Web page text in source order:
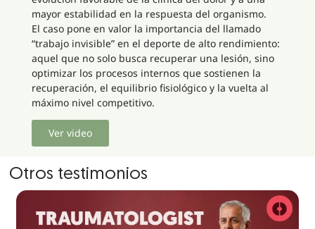
mayor estabilidad en la respuesta del organismo.
El caso pone en valor la importancia del llamado
“trabajo invisible” en el deporte de alto rendimiento:
aquel que no solo busca recuperar una lesión, sino
optimizar los procesos internos que sostienen la
recuperación, el equilibrio fisiológico y la vuelta al
máximo nivel competitivo.
Ver video
Otros testimonios